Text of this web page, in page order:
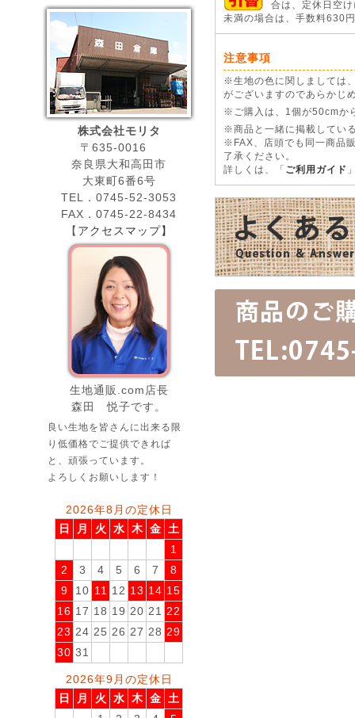
株式会社モリタ
〒635-0016
奈良県大和高田市
大東町6番6号
TEL．0745-52-3053
FAX．0745-22-8434
【 アクセスマップ】
生地通販.com店長
森田 悦子です。
良い生地を皆さんに出来る限
り低価格でご提供できれば
と、頑張っています。
よろしくお願いします！
2026年8月の定休日
日
月 火 水 木 金 土
1
2
3 4 5 6 7
8
9
10 11 12 13 14 15
16 17 18 19 20 21 22
23 24 25 26 27 28 29
30 31
2026年9月の定休日
日
月 火 水 木 金 土
合は、定休日空
未満の場合は、手数料630
注意事項
※生地の色に関しましては
がございますのであらかじ
※ご購入は、1個が50cmか
※商品と一緒に掲載してい
※FAX、店頭でも同一商品
了承ください。
詳しくは、「 ご利用ガイド